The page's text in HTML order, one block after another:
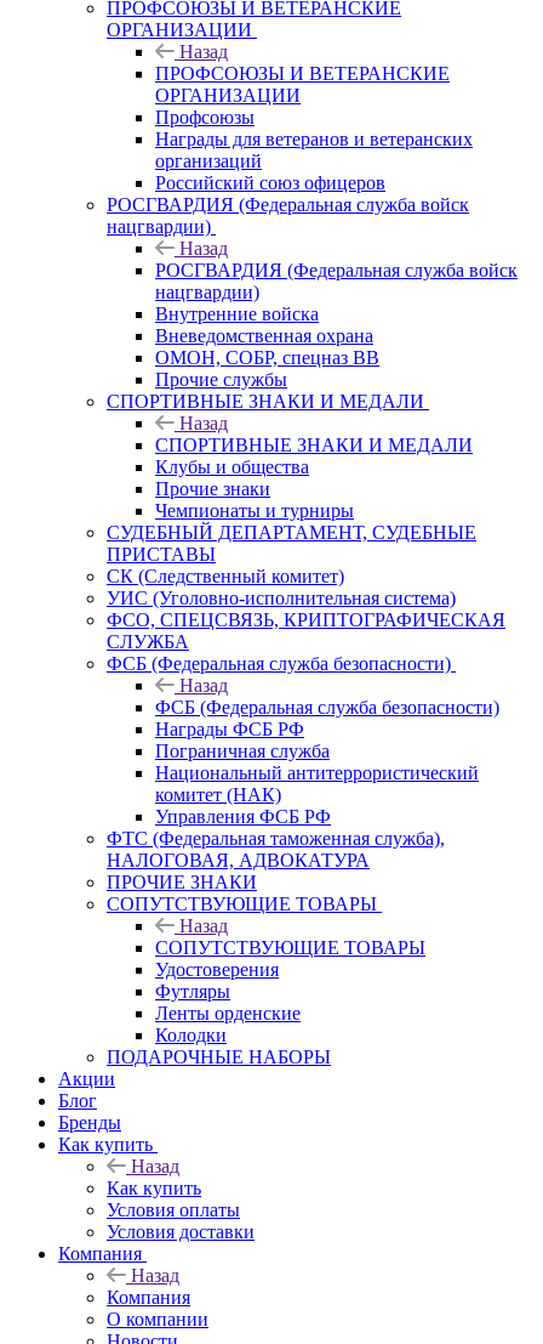
ПРОФСОЮЗЫ И ВЕТЕРАНСКИЕ
ОРГАНИЗАЦИИ
Назад
ПРОФСОЮЗЫ И ВЕТЕРАНСКИЕ
ОРГАНИЗАЦИИ
Профсоюзы
Награды для ветеранов и ветеранских
организаций
Российский союз офицеров
РОСГВАРДИЯ (Федеральная служба войск
нацгвардии)
Назад
РОСГВАРДИЯ (Федеральная служба войск
нацгвардии)
Внутренние войска
Вневедомственная охрана
ОМОН, СОБР, спецназ ВВ
Прочие службы
СПОРТИВНЫЕ ЗНАКИ И МЕДАЛИ
Назад
СПОРТИВНЫЕ ЗНАКИ И МЕДАЛИ
Клубы и общества
Прочие знаки
Чемпионаты и турниры
СУДЕБНЫЙ ДЕПАРТАМЕНТ, СУДЕБНЫЕ
ПРИСТАВЫ
СК (Следственный комитет)
УИС (Уголовно-исполнительная система)
ФСО, СПЕЦСВЯЗЬ, КРИПТОГРАФИЧЕСКАЯ
СЛУЖБА
ФСБ (Федеральная служба безопасности)
Назад
ФСБ (Федеральная служба безопасности)
Награды ФСБ РФ
Пограничная служба
Национальный антитеррористический
комитет (НАК)
Управления ФСБ РФ
ФТС (Федеральная таможенная служба),
НАЛОГОВАЯ, АДВОКАТУРА
ПРОЧИЕ ЗНАКИ
СОПУТСТВУЮЩИЕ ТОВАРЫ
Назад
СОПУТСТВУЮЩИЕ ТОВАРЫ
Удостоверения
Футляры
Ленты орденские
Колодки
ПОДАРОЧНЫЕ НАБОРЫ
Акции
Блог
Бренды
Как купить
Назад
Как купить
Условия оплаты
Условия доставки
Компания
Назад
Компания
О компании